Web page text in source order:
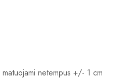
netempus +/- 1 cm